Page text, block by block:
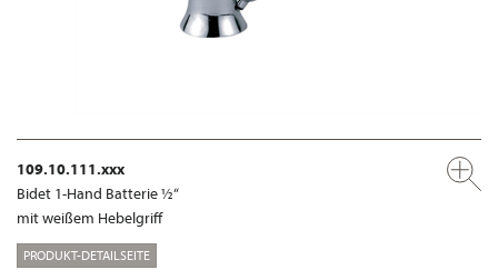
109.10.111.xxx
Bidet 1-Hand Batterie ½“
mit weißem Hebelgriff
PRODUKT-DETAILSEITE